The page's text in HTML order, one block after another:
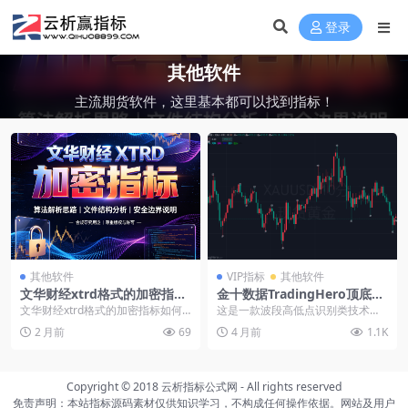
登录
其他软件
主流期货软件，这里基本都可以找到指标！
其他软件
文华财经xtrd格式的加密指标
如何破解源码
文华财经xtrd格式的加密指标如何
破解源码： 文华财经wh6 wh7系统
加密的...
2 月前 69
VIP指标 其他软件
金十数据TradingHero顶底多
空主图指标源码
这是一款波段高低点识别类技术指
标，核心基于高低点峰值函数、局
部极值筛选与多重过滤...
4 月前 1.1K
Copyright © 2018云析指标公式网 - All rights reserved
免责声明：本站指标源码素材仅供知识学习，不构成任何操作依据。网站及用户